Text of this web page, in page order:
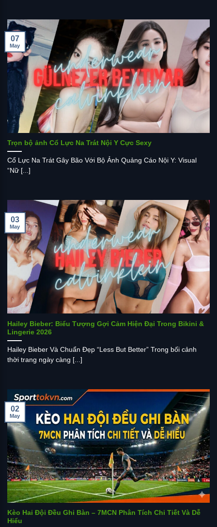
Trọn bộ ảnh Cổ Lực Na Trát Nội Y Cực Sexy
Cổ Lực Na Trát Gây Bão Với Bộ Ảnh Quảng Cáo Nội Y: Visual
“Nữ [...]
07
May
Hailey Bieber: Biểu Tượng Gợi Cảm Hiện Đại Trong Bikini &
Lingerie 2026
Hailey Bieber Và Chuẩn Đẹp “Less But Better” Trong bối cảnh
thời trang ngày càng [...]
03
May
Kèo Hai Đội Đều Ghi Bàn – 7MCN Phân Tích Chi Tiết Và Dễ
Hiểu
02
May